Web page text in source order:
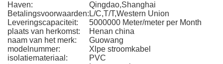
Haven:
Qingdao,Shanghai
Betalingsvoorwaarden: L/C,T/T,Western Union
Leveringscapaciteit:
5000000 Meter/meter per Month
plaats van herkomst:
Henan china
naam van het merk:
Guowang
modelnummer:
Xlpe stroomkabel
isolatiemateriaal:
PVC